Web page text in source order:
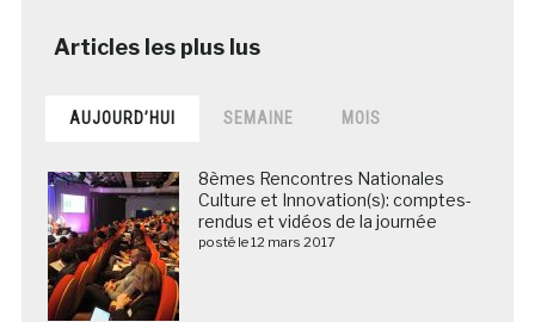
AUJOURD’HUI SEMAINE MOIS
8èmes Rencontres Nationales
Culture et Innovation(s): comptes-
rendus et vidéos de la journée
posté le 12 mars 2017